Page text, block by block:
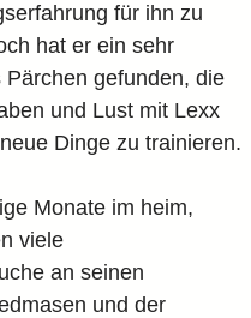
für ihn zu
hat er ein sehr
Pärchen gefunden, die
und Lust mit Lexx
Dinge zu trainieren.
Monate im heim,
viele
an seinen
und der